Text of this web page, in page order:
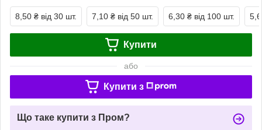
8,50 ₴ від 30 шт. 7,10 ₴ від 50 шт. 6,30 ₴ від 100 шт.
Купити
або
Купити з
Що таке купити з Пром?